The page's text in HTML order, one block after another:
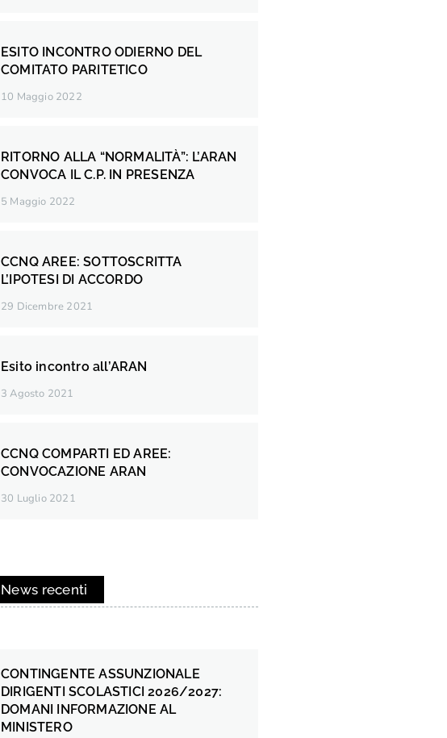
ESITO INCONTRO ODIERNO DEL
COMITATO PARITETICO
10 Maggio 2022
RITORNO ALLA “NORMALITÀ”: L’ARAN
CONVOCA IL C.P. IN PRESENZA
5 Maggio 2022
CCNQ AREE: SOTTOSCRITTA
L’IPOTESI DI ACCORDO
29 Dicembre 2021
Esito incontro all’ARAN
3 Agosto 2021
CCNQ COMPARTI ED AREE:
CONVOCAZIONE ARAN
30 Luglio 2021
News recenti
CONTINGENTE ASSUNZIONALE
DIRIGENTI SCOLASTICI 2026/2027:
DOMANI INFORMAZIONE AL
MINISTERO